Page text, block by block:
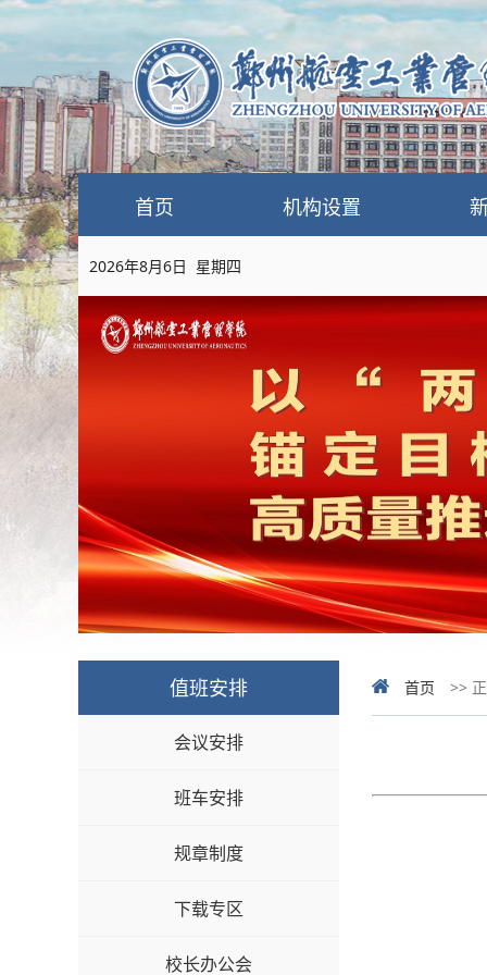
首页 机构设置
2026年8月6日 星期四
值班安排
会议安排
班车安排
规章制度
下载专区
校长办公会
首页 >>